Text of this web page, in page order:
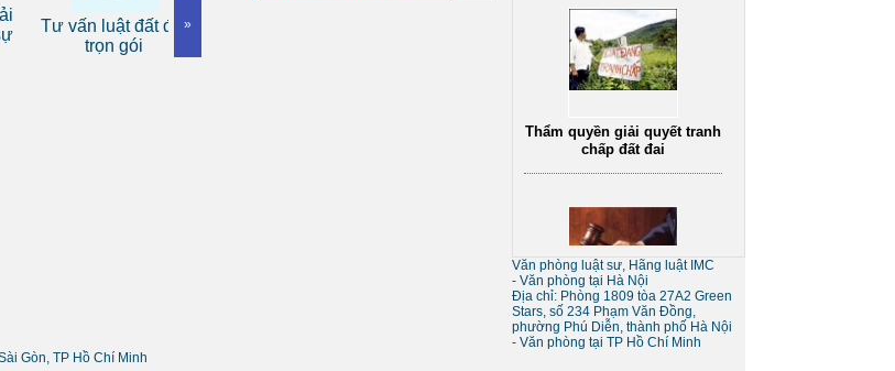
»
Tư vấn luật đất đai
trọn gói
Dịch vụ luật sư tranh
Dịch vụ tư vấn luật
hôn nhân gia đình
Thẩm quyền giải quyết tranh
chấp đất đai
Sự khác nhau giữa tố tụng
tài
Văn phòng luật sư, Hãng luật IMC
- Văn phòng tại Hà Nội
Địa chỉ: Phòng 1809 tòa 27A2 Green
Stars, số 234 Phạm Văn Đồng,
phường Phú Diễn, thành phố Hà Nội
- Văn phòng tại TP Hồ Chí Minh
Gòn, TP Hồ Chí Minh